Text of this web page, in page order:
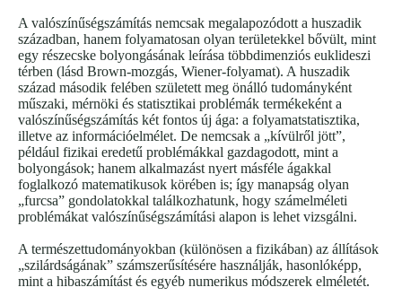
A valószínűségszámítás nemcsak megalapozódott a huszadik
században, hanem folyamatosan olyan területekkel bővült, mint
egy részecske bolyongásának leírása többdimenziós euklideszi
térben (lásd Brown-mozgás, Wiener-folyamat). A huszadik
század második felében született meg önálló tudományként
műszaki, mérnöki és statisztikai problémák termékeként a
valószínűségszámítás két fontos új ága: a folyamatstatisztika,
illetve az információelmélet. De nemcsak a „kívülről jött”,
például fizikai eredetű problémákkal gazdagodott, mint a
bolyongások; hanem alkalmazást nyert másféle ágakkal
foglalkozó matematikusok körében is; így manapság olyan
„furcsa” gondolatokkal találkozhatunk, hogy számelméleti
problémákat valószínűségszámítási alapon is lehet vizsgálni.
A természettudományokban (különösen a fizikában) az állítások
„szilárdságának” számszerűsítésére használják, hasonlóképp,
mint a hibaszámítást és egyéb numerikus módszerek elméletét.